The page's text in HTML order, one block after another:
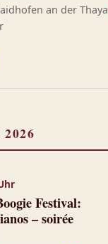
an der Thaya
Festival:
– soirée